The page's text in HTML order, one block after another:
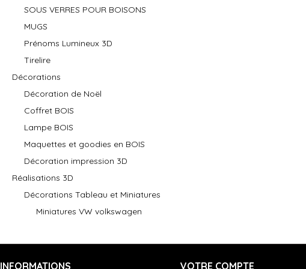
SOUS VERRES POUR BOISONS
MUGS
Prénoms Lumineux 3D
Tirelire
Décorations
Décoration de Noël
Coffret BOIS
Lampe BOIS
Maquettes et goodies en BOIS
Décoration impression 3D
Réalisations 3D
Décorations Tableau et Miniatures
Miniatures VW volkswagen
INFORMATIONS VOTRE COMPTE